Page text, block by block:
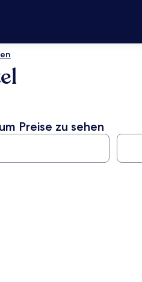
Preise zu sehen